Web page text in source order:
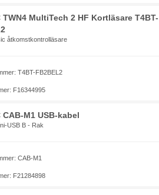
TWN4 MultiTech 2 HF Kortläsare T4BT-
åtkomstkontrolläsare
T4BT-FB2BEL2
F16344995
CAB-M1 USB-kabel
USB B - Rak
CAB-M1
F21284898